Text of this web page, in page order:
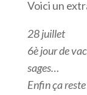
Voici un
28 juillet
6è jour de
sages…
Enfin ça